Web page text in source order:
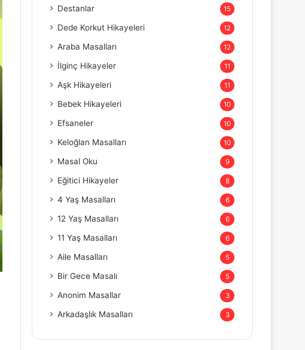
Destanlar 15
Dede Korkut Hikayeleri 12
Araba Masalları 12
İlginç Hikayeler 11
Aşk Hikayeleri 11
Bebek Hikayeleri 10
Efsaneler 10
Keloğlan Masalları 10
Masal Oku 9
Eğitici Hikayeler 8
4 Yaş Masalları 6
12 Yaş Masalları 6
11 Yaş Masalları 6
Aile Masalları 5
Bir Gece Masalı 5
Anonim Masallar 3
Arkadaşlık Masalları 3